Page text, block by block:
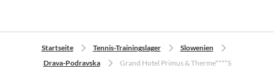
Startseite Tennis-Trainingslager
Slowenien
Drava-Podravska
Grand Hotel Primus & Therme****S